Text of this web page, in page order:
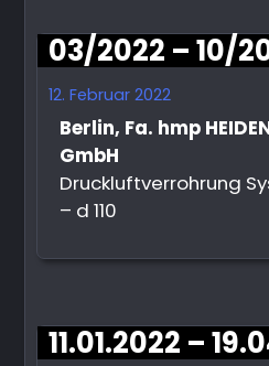
03/2022 – 10/
12. Februar 2022
Berlin, Fa. hmp
GmbH
Druckluftverrohrung
– d 110
11.01.2022 –